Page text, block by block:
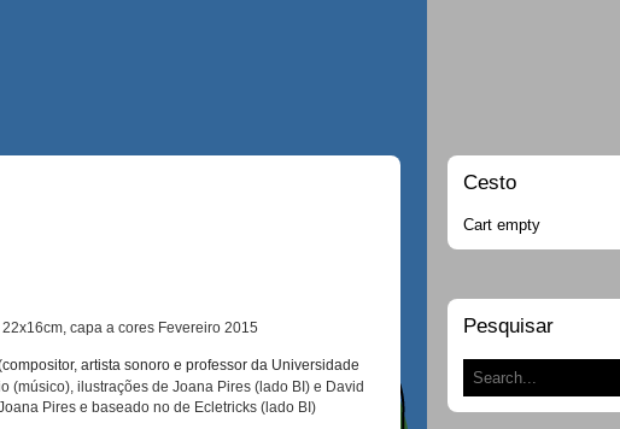
capa a cores Fevereiro 2015
artista sonoro e professor da Universidade
(músico), ilustrações de Joana Pires (lado BI) e David
Pires e baseado no de Ecletricks (lado BI)
Cesto
Cart empty
Pesquisar